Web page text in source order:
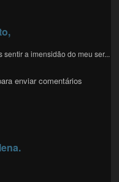
a imensidão do meu ser...
enviar comentários